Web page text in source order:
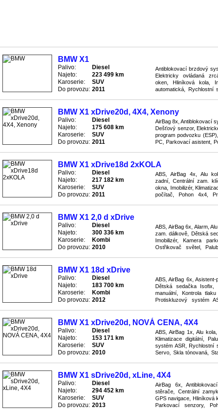
BMW X1
Palivo:
Diesel
Najeto:
223 499 km
Karoserie:
SUV
Do provozu: 2011
Antiblokovací brzdový
Elektricky ovládaná
oken, Hliníková kola,
automatická, Rychlostní
BMW X1 xDrive20d, 4X4, Xenony
Palivo:
Diesel
Najeto:
175 608 km
Karoserie:
SUV
Do provozu: 2011
AirBag 8x, Antiblokovací
Dešťový senzor,
program podvozku
PC, Parkovací asistent,
BMW X1 xDrive18d 2xKOLA
Palivo:
Diesel
Najeto:
217 182 km
Karoserie:
SUV
Do provozu: 2011
ABS, AirBag 4x, Alu
zadní, Centrální zam.
okna, Imobilizér,
počítač, Pohon 4x4,
BMW X1 2,0 d xDrive
Palivo:
Diesel
Najeto:
300 336 km
Karoserie:
Kombi
Do provozu: 2010
ABS, AirBag 6x, Alarm,
zam. dálkově, Dětská
Imobilizér, Kamera
Ostřikovač světel,
BMW X1 18d xDrive
Palivo:
Diesel
Najeto:
183 700 km
Karoserie:
Kombi
Do provozu: 2012
ABS, AirBag 6x,
Dětská sedačka Isofix,
manuální, Kontrola
Protiskluzový systém
BMW X1 xDrive20d, NOVÁ CENA, 4X4
Palivo:
Diesel
Najeto:
153 171 km
Karoserie:
SUV
Do provozu: 2010
ABS, AirBag 1x, Alu
Klimatizace digitální,
systém ASR, Rychlostní
Servo, Skla tónovaná,
BMW X1 sDrive20d, xLine, 4X4
Palivo:
Diesel
Najeto:
294 452 km
Karoserie:
SUV
Do provozu: 2013
AirBag 6x,
stěrače, Centrální
GPS navigace, Hliníková
Parkovací senzory,